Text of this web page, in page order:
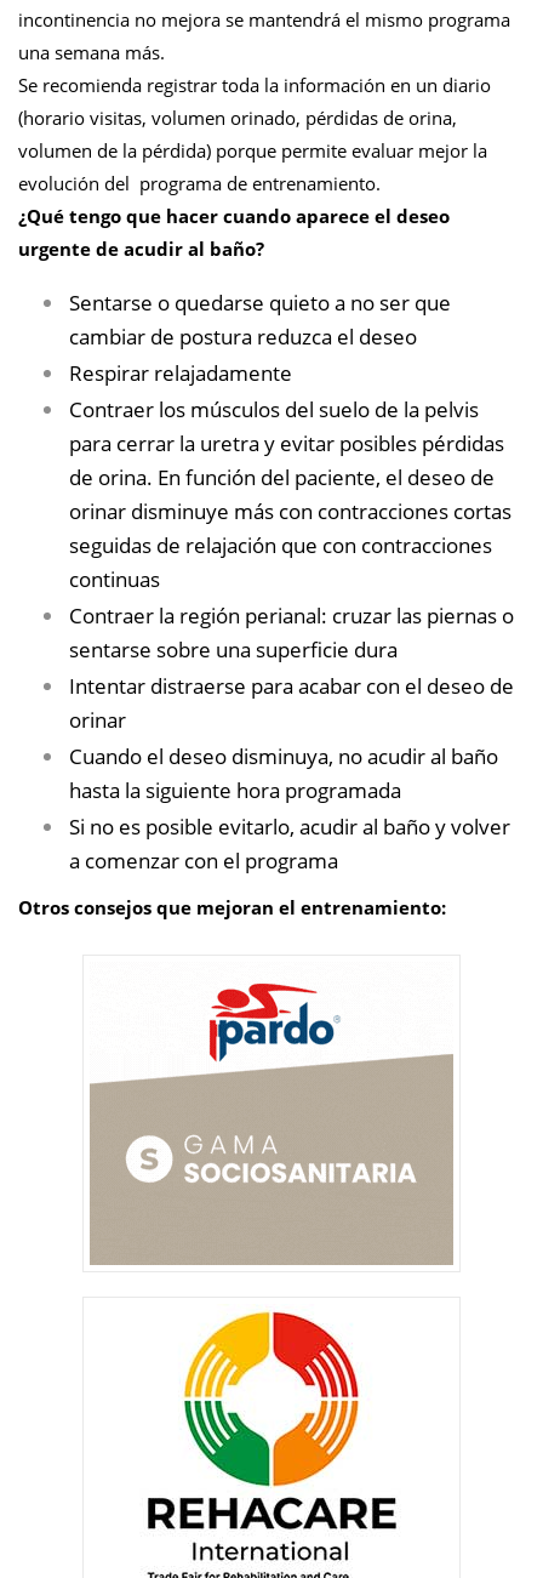
incontinencia no mejora se mantendrá el mismo programa
una semana más.
Se recomienda registrar toda la información en un diario
(horario visitas, volumen orinado, pérdidas de orina,
volumen de la pérdida) porque permite evaluar mejor la
evolución del programa de entrenamiento.
¿Qué tengo que hacer cuando aparece el deseo
urgente de acudir al baño?
Sentarse o quedarse quieto a no ser que
cambiar de postura reduzca el deseo
Respirar relajadamente
Contraer los músculos del suelo de la pelvis
para cerrar la uretra y evitar posibles pérdidas
de orina. En función del paciente, el deseo de
orinar disminuye más con contracciones cortas
seguidas de relajación que con contracciones
continuas
Contraer la región perianal: cruzar las piernas o
sentarse sobre una superficie dura
Intentar distraerse para acabar con el deseo de
orinar
Cuando el deseo disminuya, no acudir al baño
hasta la siguiente hora programada
Si no es posible evitarlo, acudir al baño y volver
a comenzar con el programa
Otros consejos que mejoran el entrenamiento: